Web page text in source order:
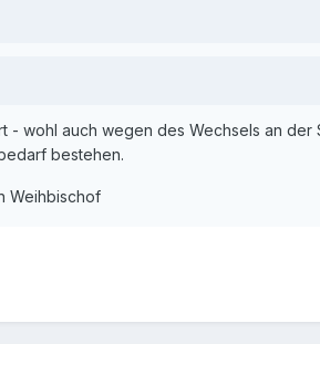
- wohl auch wegen des Wechsels an der
bestehen.
Weihbischof